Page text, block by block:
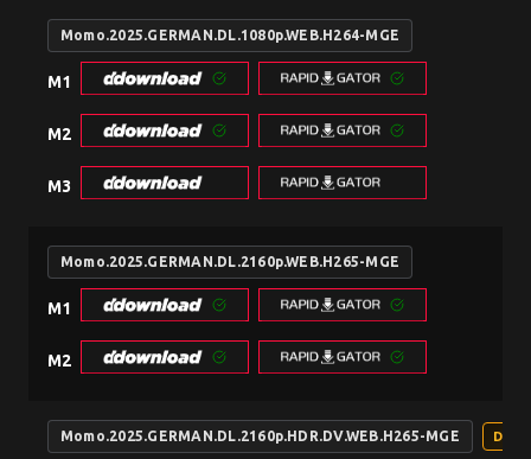
Momo.2025.GERMAN.DL.1080p.WEB.H264-MGE
M1
M2
M3
Momo.2025.GERMAN.DL.2160p.WEB.H265-MGE
M1
M2
Momo.2025.GERMAN.DL.2160p.HDR.DV.WEB.H265-MGE DV